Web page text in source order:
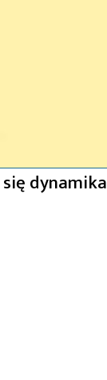
dynamika